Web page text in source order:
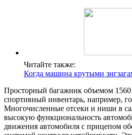
Читайте также:
Когда машина крутыми
Просторный багажник объемом 1560
спортивный инвентарь, например,
Многочисленные отсеки и ниши в
высокую функциональность
движения автомобиля с прицепом